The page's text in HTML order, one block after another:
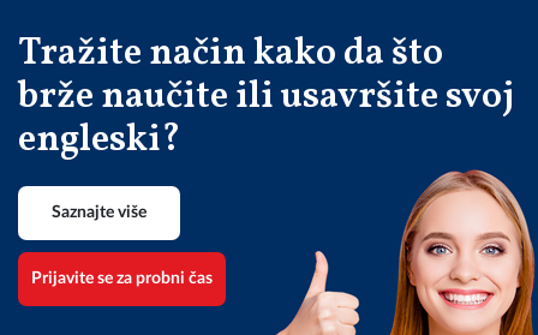
Tražite način kako da što
brže naučite ili usavršite svoj
engleski?
Saznajte više
Prijavite se za probni čas